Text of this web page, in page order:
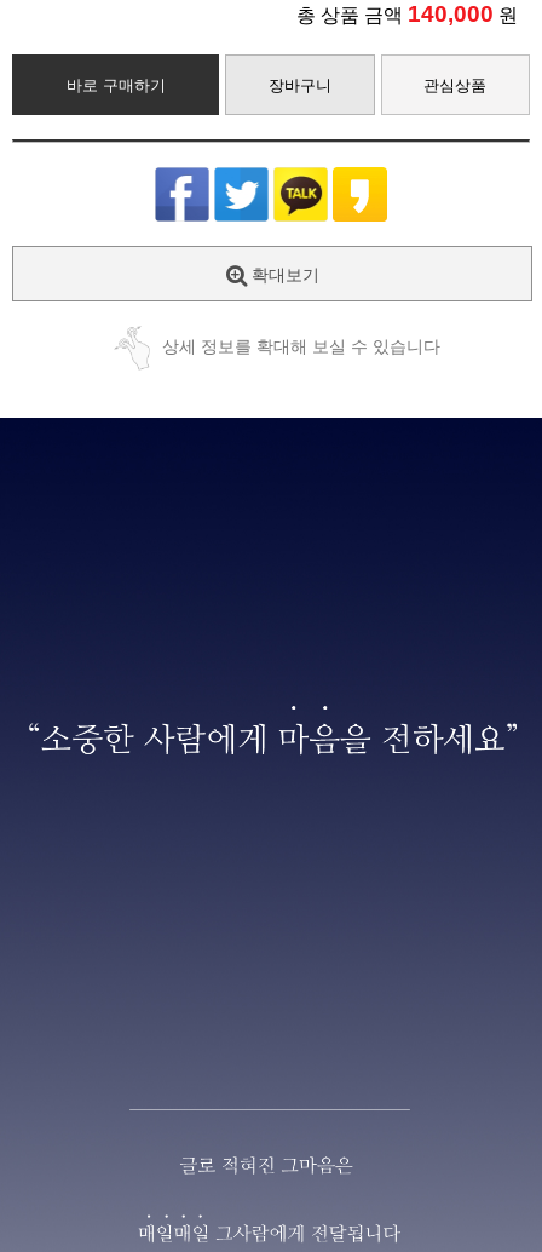
총 상품 금액 140,000 원
바로 구매하기 장바구니 관심상품
확대보기
상세 정보를 확대해 보실 수 있습니다